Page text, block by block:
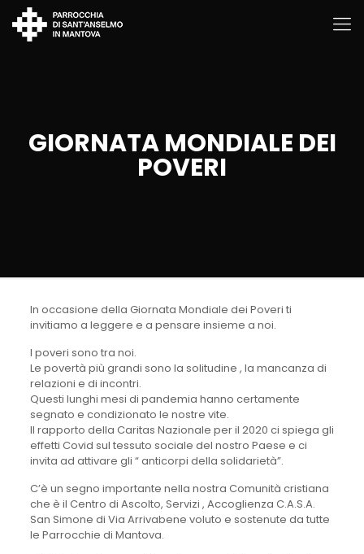
GIORNATA MONDIALE DEI
POVERI
In occasione della Giornata Mondiale dei Poveri ti
invitiamo a leggere e a pensare insieme a noi.
I poveri sono tra noi.
Le povertà più grandi sono la solitudine , la mancanza di
relazioni e di incontri.
Questi lunghi mesi di pandemia hanno certamente
segnato e condizionato le nostre vite.
Il rapporto della Caritas Nazionale per il 2020 ci spiega gli
effetti Covid sul tessuto sociale del nostro Paese e ci
invita ad attivare gli “ anticorpi della solidarietà”.
C’è un segno importante nella nostra Comunità cristiana
che è il Centro di Ascolto, Servizi , Accoglienza C.A.S.A.
San Simone di Via Arrivabene voluto e sostenute da tutte
le Parrocchie di Mantova.